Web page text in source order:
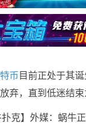
币 目前正处于其
弃，直到低迷结束